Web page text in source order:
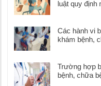
luật quy định
Các hành vi
khám bệnh,
Trường hợp
bệnh, chữa